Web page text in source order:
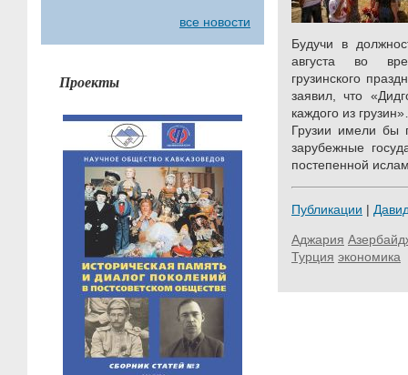
все новости
Проекты
Будучи в
августа во
грузинского
заявил, что
каждого из
Грузии имели бы
зарубежные
постепенной
Публикации |
Аджария
Турция экономика